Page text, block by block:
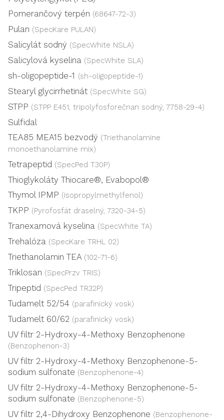
Pomerančový terpén (68647-72-3)
Pulan (SpecKare PULAN)
Salicylát sodný (SpecWhite NSLA)
Salicylová kyselina (SpecWhite SLA)
sh-oligopeptide-1 (sh-oligopeptide-1)
Stearyl glycirrhetinát (SpecWhite SG)
STPP (STPP E451, tripolyfosforečnan sodný, 7758-29-4)
Sulfidal
TEA85 MEA15 bezvodý (Triethanolamine
monoethanolamine mix)
Tetrapeptid (SpecPed T30P)
Thioglykoláty Thiocare®, Evabopol®
Thymol IPMP (Isopropylmethylfenol)
TKPP (Pyrofosfát draselný, 7320-34-5)
Tranexamová kyselina (SpecWhite TA)
Trehalóza (SpecKare TRHL 02)
Triethanolamin TEA (102-71-6)
Triklosan (SpecPrzv TRIS)
Tripeptid (SpecPed TR32P)
Tudamelt 52/54 (parafinický vosk)
Tudamelt 60/62 (parafinický vosk)
UV filtr 2-Hydroxy-4-Methoxy Benzophenone
(Benzophenon-3)
UV filtr 2-Hydroxy-4-Methoxy Benzophenone-5-
sodium sulfonate (Benzophenone-4)
UV filtr 2-Hydroxy-4-Methoxy Benzophenone-5-
sodium sulfonate (Benzophenone-5)
UV filtr 2,4-Dihydroxy Benzophenone (Benzophenone-